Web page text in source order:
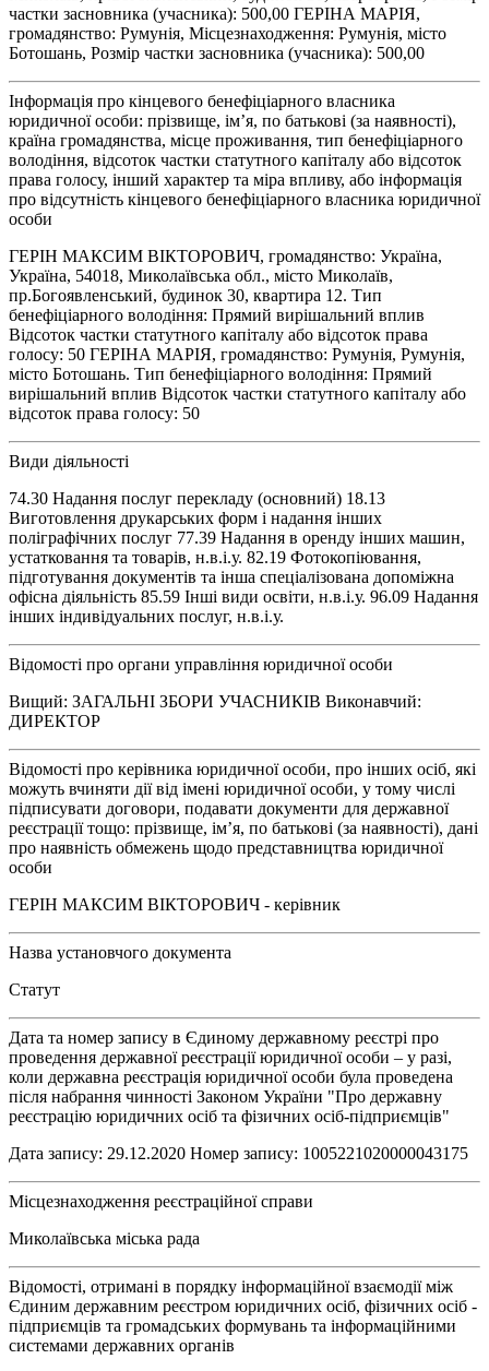
частки засновника (учасника): 500,00 ГЕРІНА МАРІЯ,
громадянство: Румунія, Місцезнаходження: Румунія, місто
Ботошань, Розмір частки засновника (учасника): 500,00
Інформація про кінцевого бенефіціарного власника
юридичної особи: прізвище, ім’я, по батькові (за наявності),
країна громадянства, місце проживання, тип бенефіціарного
володіння, відсоток частки статутного капіталу або відсоток
права голосу, інший характер та міра впливу, або інформація
про відсутність кінцевого бенефіціарного власника юридичної
особи
ГЕРІН МАКСИМ ВІКТОРОВИЧ, громадянство: Україна,
Україна, 54018, Миколаївська обл., місто Миколаїв,
пр.Богоявленський, будинок 30, квартира 12. Тип
бенефіціарного володіння: Прямий вирішальний вплив
Відсоток частки статутного капіталу або відсоток права
голосу: 50 ГЕРІНА МАРІЯ, громадянство: Румунія, Румунія,
місто Ботошань. Тип бенефіціарного володіння: Прямий
вирішальний вплив Відсоток частки статутного капіталу або
відсоток права голосу: 50
Види діяльності
74.30 Надання послуг перекладу (основний) 18.13
Виготовлення друкарських форм і надання інших
поліграфічних послуг 77.39 Надання в оренду інших машин,
устатковання та товарів, н.в.і.у. 82.19 Фотокопіювання,
підготування документів та інша спеціалізована допоміжна
офісна діяльність 85.59 Інші види освіти, н.в.і.у. 96.09 Надання
інших індивідуальних послуг, н.в.і.у.
Відомості про органи управління юридичної особи
Вищий: ЗАГАЛЬНІ ЗБОРИ УЧАСНИКІВ Виконавчий:
ДИРЕКТОР
Відомості про керівника юридичної особи, про інших осіб, які
можуть вчиняти дії від імені юридичної особи, у тому числі
підписувати договори, подавати документи для державної
реєстрації тощо: прізвище, ім’я, по батькові (за наявності), дані
про наявність обмежень щодо представництва юридичної
особи
ГЕРІН МАКСИМ ВІКТОРОВИЧ - керівник
Назва установчого документа
Статут
Дата та номер запису в Єдиному державному реєстрі про
проведення державної реєстрації юридичної особи – у разі,
коли державна реєстрація юридичної особи була проведена
після набрання чинності Законом України "Про державну
реєстрацію юридичних осіб та фізичних осіб-підприємців"
Дата запису: 29.12.2020 Номер запису: 1005221020000043175
Місцезнаходження реєстраційної справи
Миколаївська міська рада
Відомості, отримані в порядку інформаційної взаємодії між
Єдиним державним реєстром юридичних осіб, фізичних осіб -
підприємців та громадських формувань та інформаційними
системами державних органів